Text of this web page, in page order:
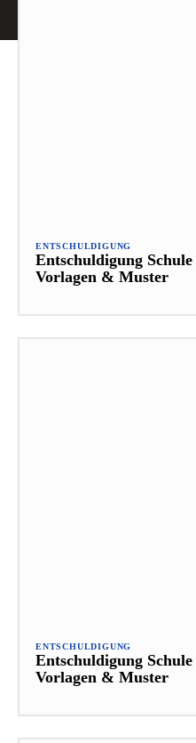
ENTSCHULDIGUNG
Entschuldigung
Vorlagen & Muster
ENTSCHULDIGUNG
Entschuldigung
Vorlagen & Muster